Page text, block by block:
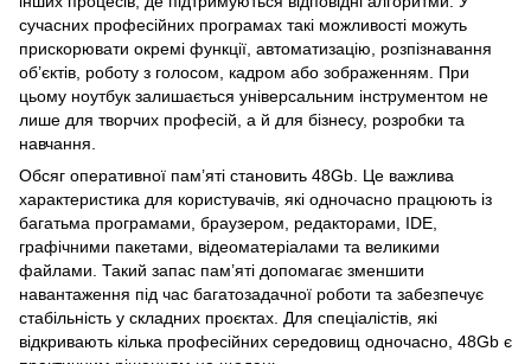
сучасних професійних програмах такі можливості можуть
прискорювати окремі функції, автоматизацію, розпізнавання
об’єктів, роботу з голосом, кадром або зображенням. При
цьому ноутбук залишається універсальним інструментом не
лише для творчих професій, а й для бізнесу, розробки та
навчання.
Обсяг оперативної пам’яті становить 48Gb. Це важлива
характеристика для користувачів, які одночасно працюють із
багатьма програмами, браузером, редакторами, IDE,
графічними пакетами, відеоматеріалами та великими
файлами. Такий запас пам’яті допомагає зменшити
навантаження під час багатозадачної роботи та забезпечує
стабільність у складних проєктах. Для спеціалістів, які
відкривають кілька професійних середовищ одночасно, 48Gb є